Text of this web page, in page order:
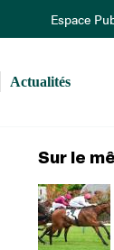
Espace
Actualités
Sur le